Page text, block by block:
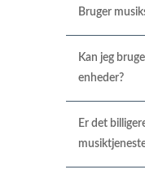
Bruger
Kan jeg
enheder?
Er det